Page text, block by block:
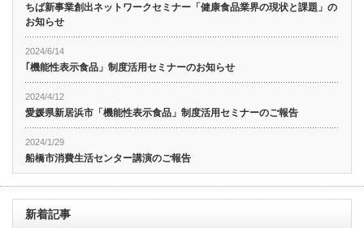
ちば新事業創出ネットワークセミナー「健康食品業界の現状と課題」の
お知らせ
2024/6/14
｢機能性表示食品」制度活用セミナーのお知らせ
2024/4/12
愛媛県新居浜市「機能性表示食品」制度活用セミナーのご報告
2024/1/29
船橋市消費生活センター講演のご報告
新着記事